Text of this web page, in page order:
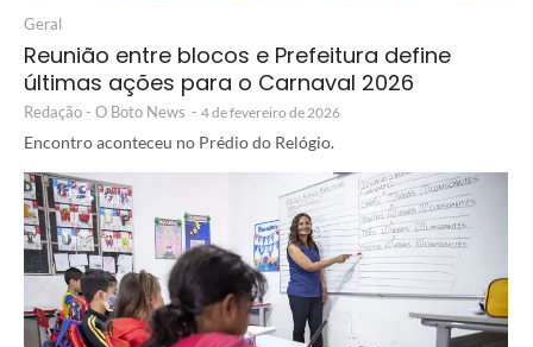
Geral
Reunião entre blocos e Prefeitura define
últimas ações para o Carnaval 2026
Redação - O Boto News - 4 de fevereiro de 2026
Encontro aconteceu no Prédio do Relógio.